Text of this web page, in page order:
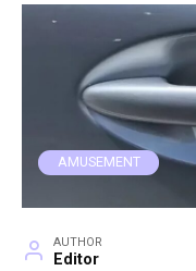
AMUSEMENT
AUTHOR
Editor